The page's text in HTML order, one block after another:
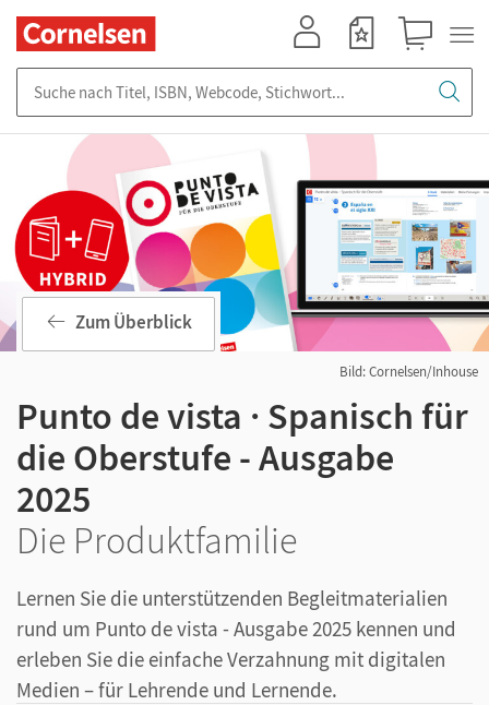
Bild: Cornelsen/Inhouse
Zum Überblick
Punto de vista · Spanisch für
die Oberstufe - Ausgabe
2025
Die Produktfamilie
Lernen Sie die unterstützenden Begleitmaterialien
rund um Punto de vista - Ausgabe 2025 kennen und
erleben Sie die einfache Verzahnung mit digitalen
Medien – für Lehrende und Lernende.